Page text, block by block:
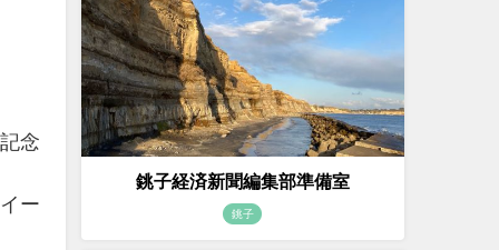
念
ー
銚子経済新聞編集部準備室
銚子